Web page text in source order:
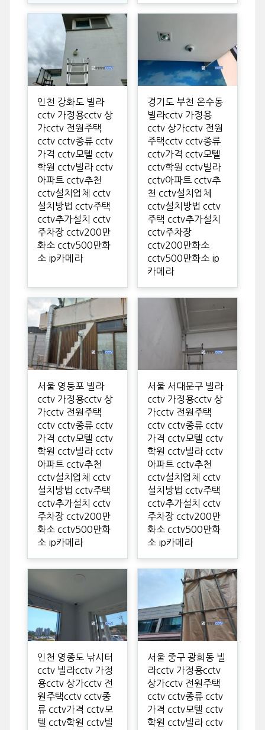
인천 강화도 빌라
cctv 가정용cctv 상
가cctv 전원주택
cctv cctv종류 cctv
가격 cctv모텔 cctv
학원 cctv빌라 cctv
아파트 cctv추천
cctv설치업체 cctv
설치방법 cctv주택
cctv추가설치 cctv
주차장 cctv200만
화소 cctv500만화
소 ip카메라
경기도 부천 온수동
빌라cctv 가정용
cctv 상가cctv 전원
주택cctv cctv종류
cctv가격 cctv모텔
cctv학원 cctv빌라
cctv아파트 cctv추
천 cctv설치업체
cctv설치방법 cctv
주택 cctv추가설치
cctv주차장
cctv200만화소
cctv500만화소 ip
카메라
서울 영등포 빌라
cctv 가정용cctv 상
가cctv 전원주택
cctv cctv종류 cctv
가격 cctv모텔 cctv
학원 cctv빌라 cctv
아파트 cctv추천
cctv설치업체 cctv
설치방법 cctv주택
cctv추가설치 cctv
주차장 cctv200만
화소 cctv500만화
소 ip카메라
서울 서대문구 빌라
cctv 가정용cctv 상
가cctv 전원주택
cctv cctv종류 cctv
가격 cctv모텔 cctv
학원 cctv빌라 cctv
아파트 cctv추천
cctv설치업체 cctv
설치방법 cctv주택
cctv추가설치 cctv
주차장 cctv200만
화소 cctv500만화
소 ip카메라
인천 영종도 낚시터
cctv 빌라cctv 가정
용cctv 상가cctv 전
원주택cctv cctv종
류 cctv가격 cctv모
텔 cctv학원 cctv빌
서울 중구 광희동 빌
라cctv 가정용cctv
상가cctv 전원주택
cctv cctv종류 cctv
가격 cctv모텔 cctv
학원 cctv빌라 cctv